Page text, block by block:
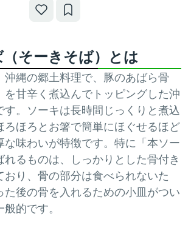
そーきそば）とは
沖縄の郷土料理で、豚のあばら骨
を甘辛く煮込んでトッピングした沖
す。ソーキは長時間じっくりと煮込
ろほろとお箸で簡単にほぐせるほど
な味わいが特徴です。特に「本ソー
れるものは、しっかりとした骨付き
おり、骨の部分は食べられないた
た後の骨を入れるための小皿がつい
的です。